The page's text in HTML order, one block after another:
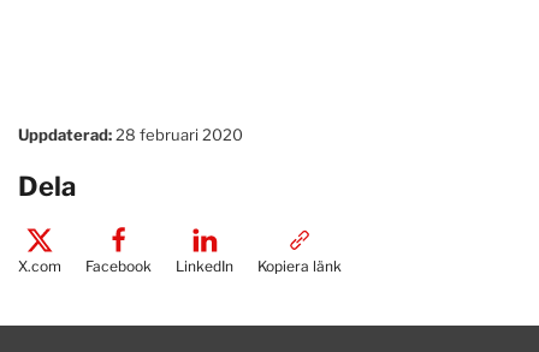
Uppdaterad:28 februari 2020
Dela
X.com Facebook LinkedIn Kopiera länk